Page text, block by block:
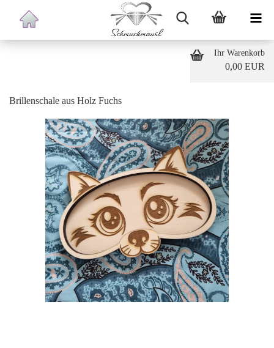
Ihr Warenkorb
0,00 EUR
Brillenschale aus Holz Fuchs